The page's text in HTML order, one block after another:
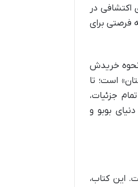
اکتشافی در
فرصتی برای
نحوه خریدش
است؛ تا
جزئیات،
بوبو و
این کتاب،